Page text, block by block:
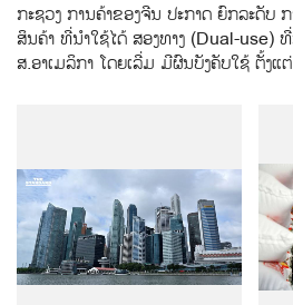
ກະຊວງ ການຄ້າຂອງຈີນ ປະກາດ ຍົກລະດັບ
ສິນຄ້າ ທີ່ນຳໃຊ້ໄດ້ ສອງທາງ (Dual-use)
ສ.ອາເມລິກາ ໂດຍເລີ່ມ ມີຜົນບັງຄັບໃຊ້ ຕັ້ງ